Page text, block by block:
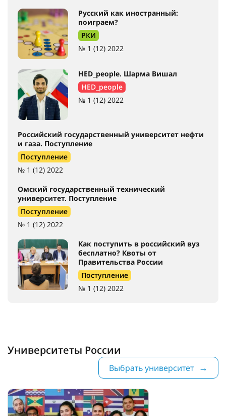
Русский как иностранный:
поиграем?
РКИ
№ 1 (12) 2022
HED_people. Шарма Вишал
HED_people
№ 1 (12) 2022
Российский государственный университет нефти
и газа. Поступление
Поступление
№ 1 (12) 2022
Омский государственный технический
университет. Поступление
Поступление
№ 1 (12) 2022
Как поступить в российский вуз
бесплатно? Квоты от
Правительства России
Поступление
№ 1 (12) 2022
Университеты России
Выбрать университет